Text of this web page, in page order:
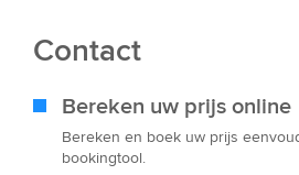
Contact
Bereken uw prijs online
Bereken en boek uw prijs
bookingtool.